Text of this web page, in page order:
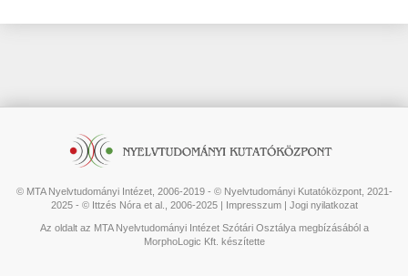
© MTA Nyelvtudományi Intézet, 2006-2019 - © Nyelvtudományi Kutatóközpont, 2021-
2025 - © Ittzés Nóra et al., 2006-2025 | Impresszum| Jogi nyilatkozat
Az oldalt az MTA Nyelvtudományi Intézet Szótári Osztálya megbízásából a
MorphoLogic Kft. készítette